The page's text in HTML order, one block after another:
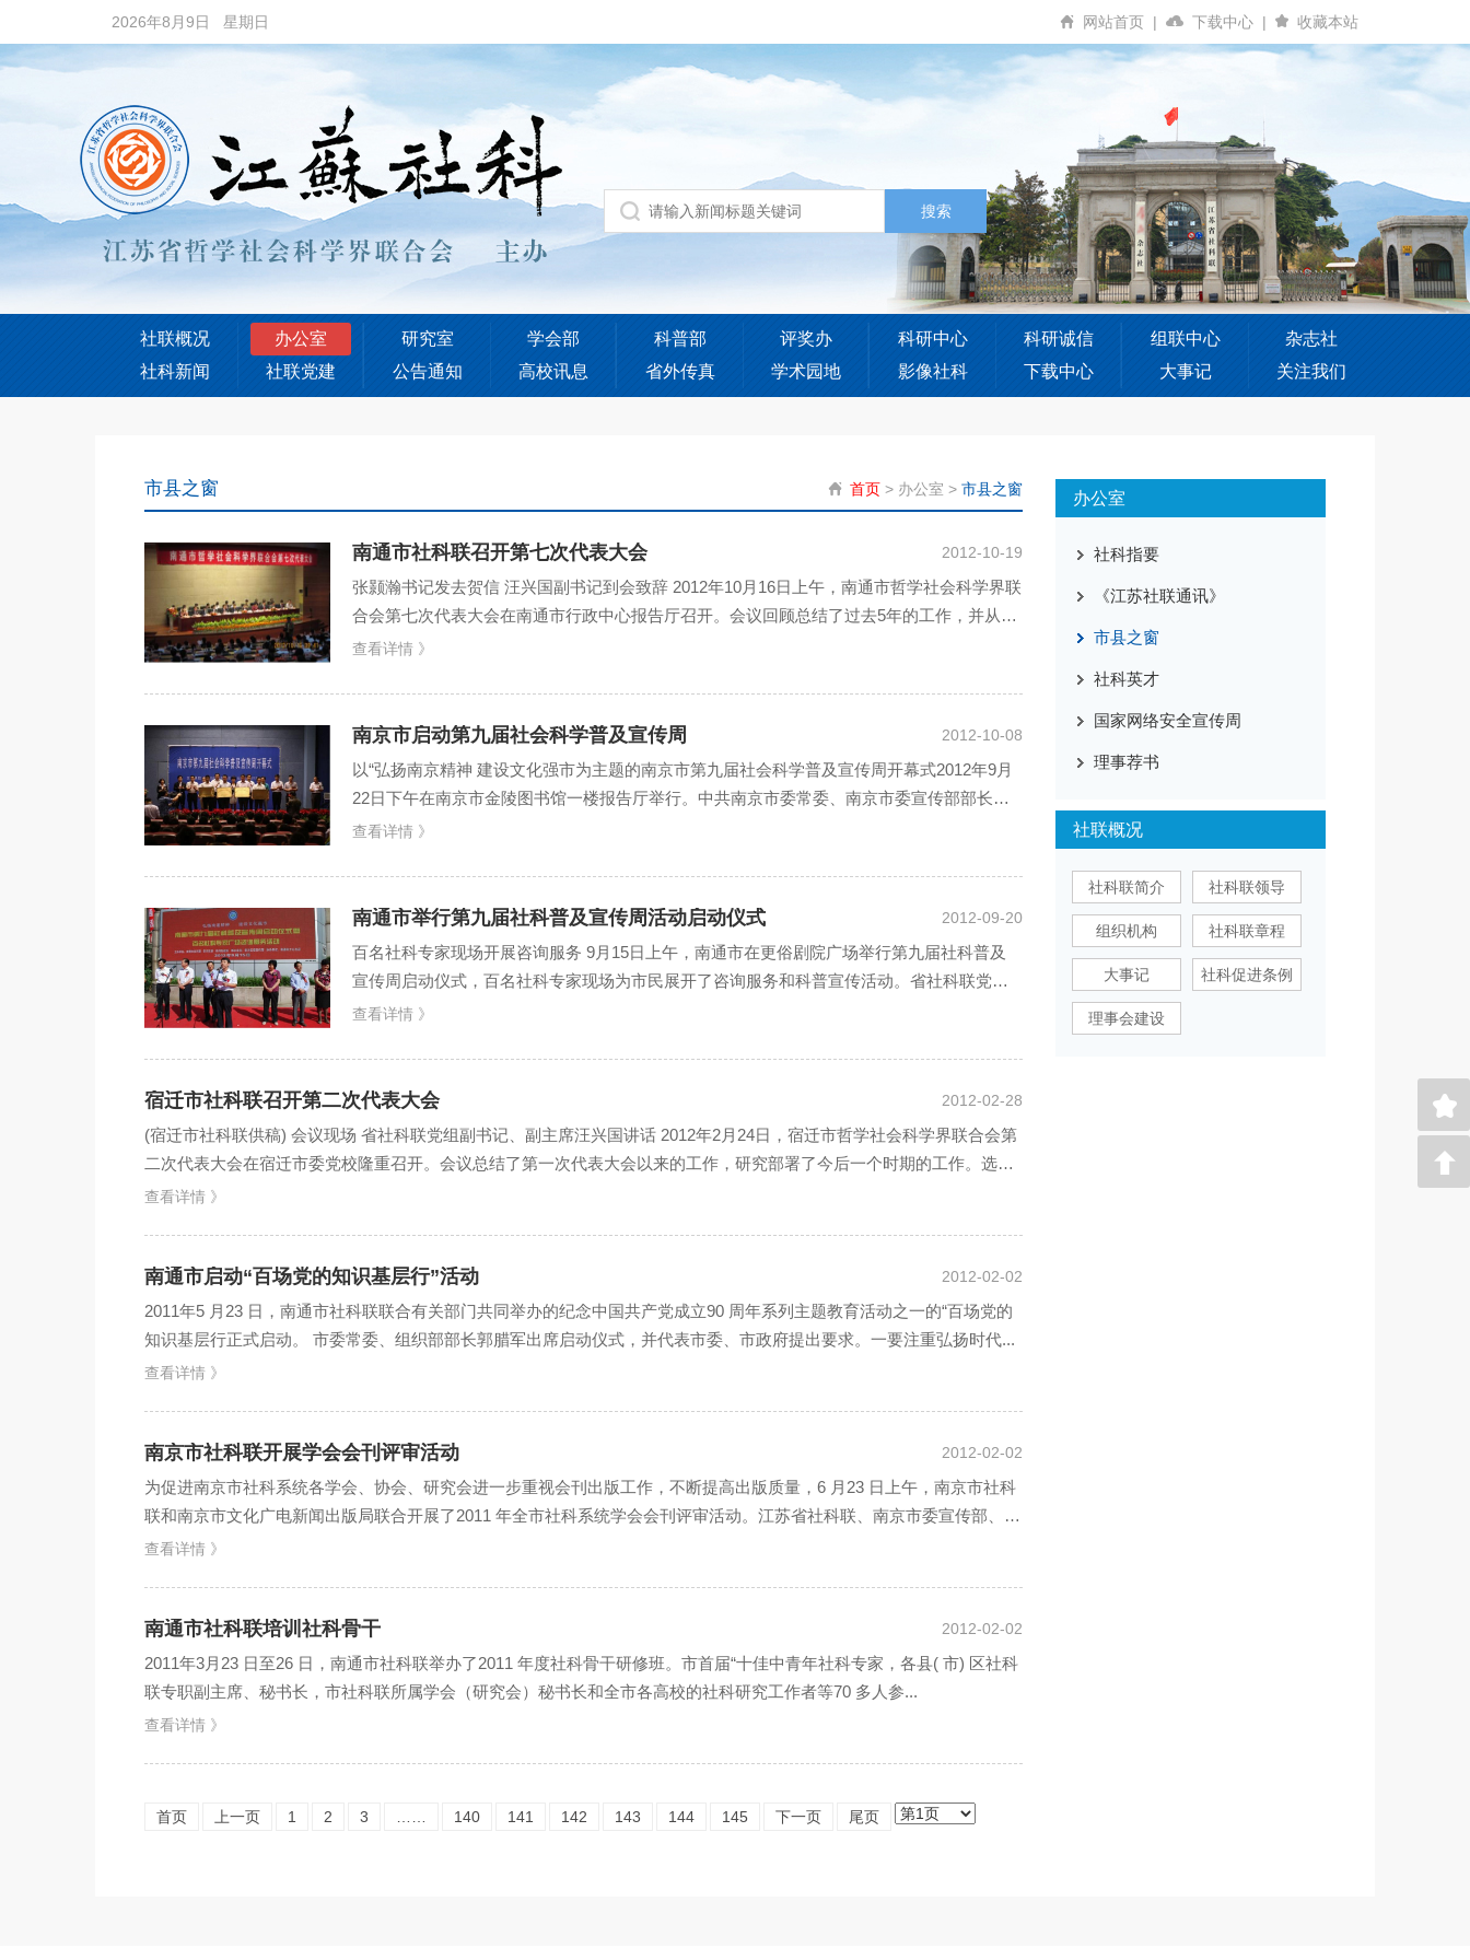
2026年8月9日 星期日 网站首页 | 下载中心 | 收藏本站
社联概况 办公室 研究室 学会部 科普部 评奖办 科研中心 科研诚信 组联中心
杂志社
社科新闻
社联党建 公告通知 高校讯息 省外传真 学术园地 影像社科 下载中心 大事记 关注我们
市县之窗 首页> 办公室 > 市县之窗
2012-10-19
南通市社科联召开第七次代表大会
张颢瀚书记发去贺信 汪兴国副书记到会致辞 2012年10月16日上午，南通市哲学社会科学界联
合会第七次代表大会在南通市行政中心报告厅召开。会议回顾总结了过去5年的工作，并从理
论研究、学术交流、咨询服务、社科普及等方面对下一阶段工作进行了全...
查看详情 》
2012-10-08
南京市启动第九届社会科学普及宣传周
以“弘扬南京精神 建设文化强市为主题的南京市第九届社会科学普及宣传周开幕式2012年9月
22日下午在南京市金陵图书馆一楼报告厅举行。中共南京市委常委、南京市委宣传部部长徐
宁，省社科联党组书记、常务副主席张颢瀚等省、市领导出席了...
查看详情 》
2012-09-20
南通市举行第九届社科普及宣传周活动启动仪式
百名社科专家现场开展咨询服务 9月15日上午，南通市在更俗剧院广场举行第九届社科普及
宣传周启动仪式，百名社科专家现场为市民展开了咨询服务和科普宣传活动。省社科联党组
副书记、副主席汪兴国和南通市委副书记陈斌，市委常委、宣传部长章树山，...
查看详情 》
2012-02-28
宿迁市社科联召开第二次代表大会
(宿迁市社科联供稿) 会议现场 省社科联党组副书记、副主席汪兴国讲话 2012年2月24日，宿迁市哲学社会科学界联合会第
二次代表大会在宿迁市委党校隆重召开。会议总结了第一次代表大会以来的工作，研究部署了今后一个时期的工作。选举
产生了新一届...
查看详情 》
2012-02-02
南通市启动“百场党的知识基层行”活动
2011年5 月23 日，南通市社科联联合有关部门共同举办的纪念中国共产党成立90 周年系列主题教育活动之一的“百场党的
知识基层行正式启动。 市委常委、组织部部长郭腊军出席启动仪式，并代表市委、市政府提出要求。一要注重弘扬时代...
查看详情 》
2012-02-02
南京市社科联开展学会会刊评审活动
为促进南京市社科系统各学会、协会、研究会进一步重视会刊出版工作，不断提高出版质量，6 月23 日上午，南京市社科
联和南京市文化广电新闻出版局联合开展了2011 年全市社科系统学会会刊评审活动。江苏省社科联、南京市委宣传部、市
文广新局和市社...
查看详情 》
2012-02-02
南通市社科联培训社科骨干
2011年3月23 日至26 日，南通市社科联举办了2011 年度社科骨干研修班。市首届“十佳中青年社科专家，各县( 市) 区社科
联专职副主席、秘书长，市社科联所属学会（研究会）秘书长和全市各高校的社科研究工作者等70 多人参...
查看详情 》
首页 上一页 1 2 3 140 141 142 143 144 145 下一页 尾页
办公室
社科指要
《江苏社联通讯》
市县之窗
社科英才
国家网络安全宣传周
理事荐书
社联概况
社科联简介 社科联领导
组织机构 社科联章程
大事记 社科促进条例
理事会建设